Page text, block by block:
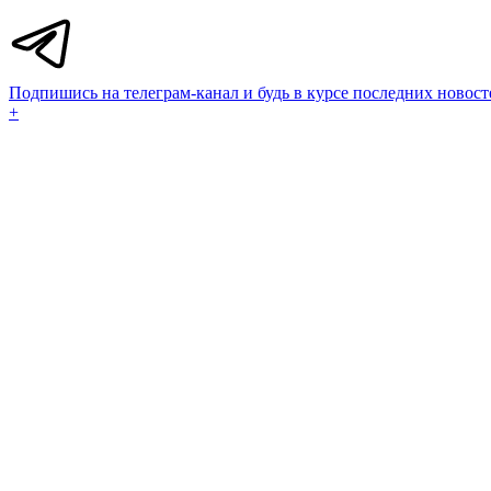
Подпишись на телеграм-канал и будь в курсе последних
+